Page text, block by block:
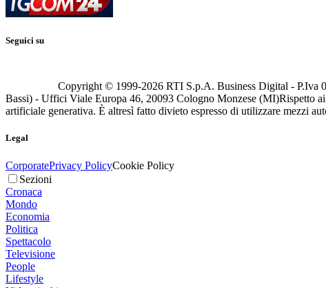
Seguici su
Copyright © 1999-2026 RTI S.p.A. Business Digital - P.Iva
Bassi) - Uffici Viale Europa 46, 20093 Cologno Monzese (MI)Rispetto
artificiale generativa. È altresì fatto divieto espresso di utilizzare mezzi
Legal
CorporatePrivacy PolicyCookie Policy
Sezioni
Cronaca
Mondo
Economia
Politica
Spettacolo
Televisione
People
Lifestyle